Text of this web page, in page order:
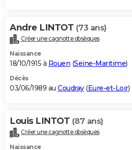
Andre LINTOT (73 ans)
Créer une cagnotte obsèques
Naissance
18/10/1915 à Rouen (Seine-Maritime)
Décès
03/06/1989 au Coudray(Eure-et-Loir)
Louis LINTOT (87 ans)
Créer une cagnotte obsèques
Naissance